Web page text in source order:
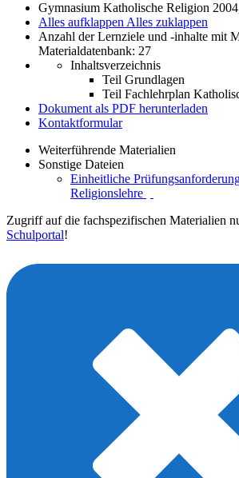
Gymnasium Katholische Religion
Alles aufklappen Alles zuklappen
Anzahl der Lernziele und -inhalte mit
Materialdatenbank: 27
Inhaltsverzeichnis
Teil Grundlagen
Teil Fachlehrplan
Dokument als PDF herunterladen
Kontaktformular
Weiterführende Materialien
Sonstige Dateien
Einheitliche
Religionslehre
Zugriff auf die fachspezifischen Materialien
Schulportal!